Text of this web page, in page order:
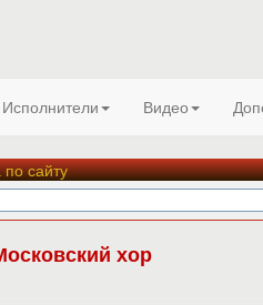
Исполнители Видео
сайту
хор